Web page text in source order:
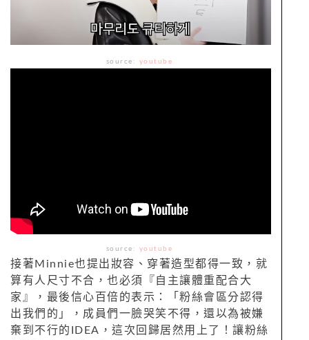
source: youtube
source: youtube
接著Minnie也提出妝容、穿著造型都得一致，就
算有人尺寸不合，也必須『自主讓體重配合大
家』，最後信心百倍的表示：「粉絲會區分認得
出我們的」，成員們一臉哭笑不得，還以為被嫌
棄到不行的IDEA，這次回歸居然用上了！讓粉絲